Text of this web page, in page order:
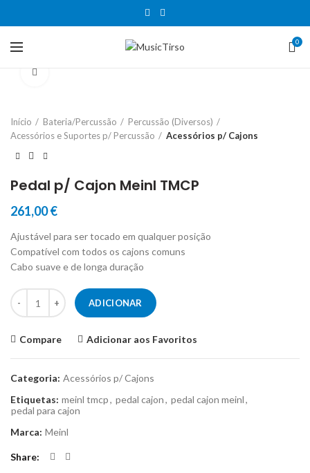
0
Início Bateria/Percussão
Percussão (Diversos)
Acessórios e Suportes p/ Percussão
Acessórios p/ Cajons
Pedal p/ Cajon Meinl TMCP
261,00€
Ajustável para ser tocado em qualquer posição
Compatível com todos os cajons comuns
Cabo suave e de longa duração
Quantidade de Pedal p/ Cajon Meinl TMCP
ADICIONAR
Compare Adicionar aos Favoritos
Categoria: Acessórios p/ Cajons
Etiquetas: meinl tmcp, pedal cajon, pedal cajon meinl,
pedal para cajon
Marca: Meinl
Share